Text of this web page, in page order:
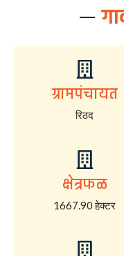
ग्रामपंचायत
रिठद
क्षेत्रफळ
1667.90 हेक्टर